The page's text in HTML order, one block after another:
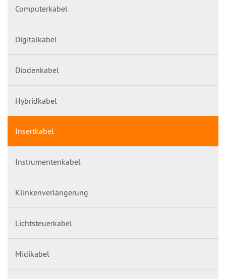
Computerkabel
Digitalkabel
Diodenkabel
Hybridkabel
Insertkabel
Instrumentenkabel
Klinkenverlängerung
Lichtsteuerkabel
Midikabel